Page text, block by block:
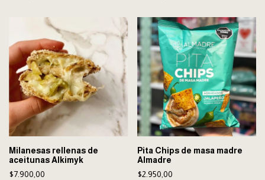
Milanesas rellenas de
aceitunas Alkimyk
$7.900,00
Pita Chips de masa madre
Almadre
$2.950,00